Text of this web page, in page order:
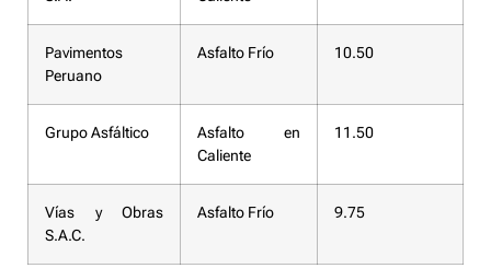
Pavimentos
Peruano
Asfalto Frío 10.50
Grupo Asfáltico
Asfalto en
Caliente
11.50
Vías y Obras
S.A.C.
Asfalto Frío 9.75